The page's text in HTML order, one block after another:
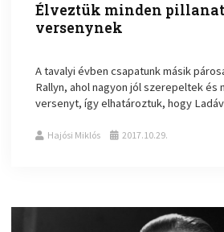
Élveztük minden
versenynek
A tavalyi évben csapatunk másik
Rallyn, ahol nagyon jól szerepeltek és
versenyt, így elhatároztuk, hogy
Hajósi Miklós 2017.10.29.